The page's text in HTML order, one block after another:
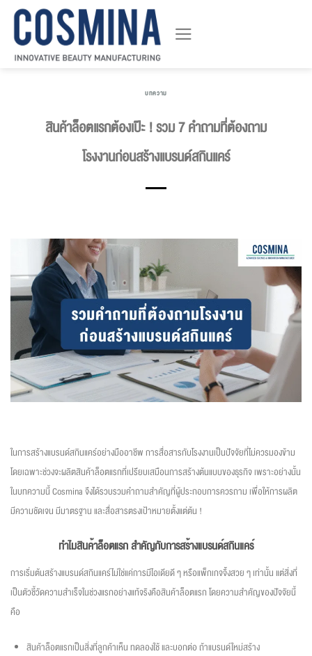
บทความ
สินค้าล็อตแรกต้องเป๊ะ ! รวม 7 คำถามที่ต้องถาม
โรงงานก่อนสร้างแบรนด์สกินแคร์
ในการสร้างแบรนด์สกินแคร์อย่างมืออาชีพ การสื่อสารกับโรงงานเป็นปัจจัยที่ไม่ควรมองข้าม
โดยเฉพาะช่วงจะผลิตสินค้าล็อตแรกที่เปรียบเสมือนการสร้างต้นแบบของธุรกิจ เพราะอย่างนั้น
ในบทความนี้ Cosmina จึงได้รวบรวมคำถามสำคัญที่ผู้ประกอบการควรถาม เพื่อให้การผลิต
มีความชัดเจน มีมาตรฐาน และสื่อสารตรงเป้าหมายตั้งแต่ต้น !
ทำไมสินค้าล็อตแรก สำคัญกับการสร้างแบรนด์สกินแคร์
การเริ่มต้นสร้างแบรนด์สกินแคร์ไม่ใช่แค่การมีไอเดียดี ๆ หรือแพ็กเกจจิ้งสวย ๆ เท่านั้น แต่สิ่งที่
เป็นตัวชี้วัดความสำเร็จในช่วงแรกอย่างแท้จริงคือสินค้าล็อตแรก โดยความสำคัญของปัจจัยนี้
คือ
สินค้าล็อตแรกเป็นสิ่งที่ลูกค้าเห็น ทดลองใช้ และบอกต่อ ถ้าแบรนด์ใหม่สร้าง